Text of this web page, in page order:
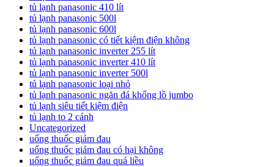
tủ lạnh panasonic 410 lít
tủ lạnh panasonic 500l
tủ lạnh panasonic 600l
tủ lạnh panasonic có tiết kiệm điện không
tủ lạnh panasonic inverter 255 lít
tủ lạnh panasonic inverter 410 lít
tủ lạnh panasonic inverter 500l
tủ lạnh panasonic loại nhỏ
tủ lạnh panasonic ngăn đá khổng lồ jumbo
tủ lạnh siêu tiết kiệm điện
tủ lạnh to 2 cánh
Uncategorized
uống thuốc giảm đau
uống thuốc giảm đau có hại không
uống thuốc giảm đau quá liều